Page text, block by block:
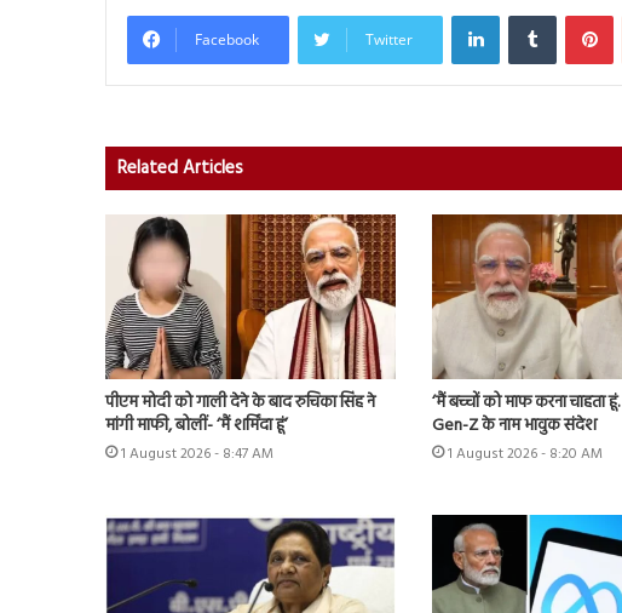
Facebook Twitter
LinkedInTumblr
Related Articles
पीएम मोदी को गाली देने के बाद रुचिका सिंह ने
मांगी माफी, बोलीं- ‘मैं शर्मिंदा हूं’
1 August 2026 - 8:47 AM
‘मैं बच्चों को माफ करना चाहता
Gen-Z के नाम भावुक संदेश
1 August 2026 - 8:20 AM